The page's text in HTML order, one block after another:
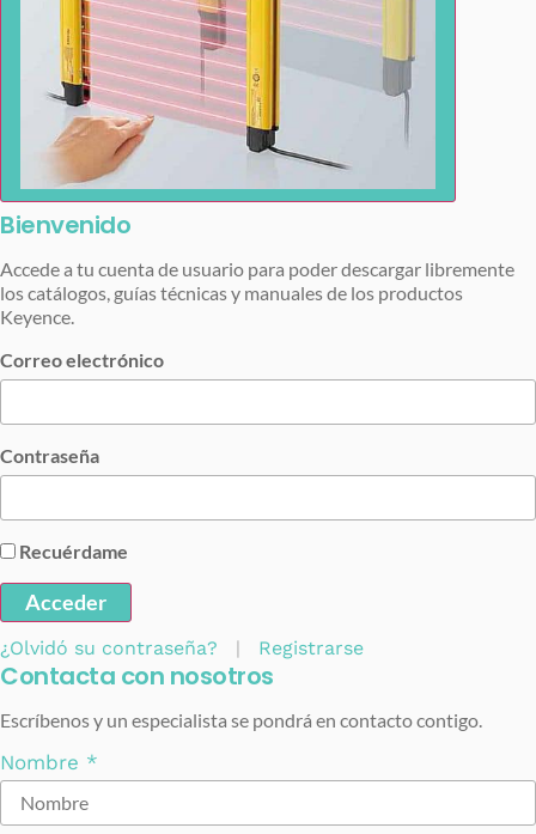
Bienvenido
Accede a tu cuenta de usuario para poder descargar libremente
los catálogos, guías técnicas y manuales de los productos
Keyence.
Correo electrónico
Contraseña
Recuérdame
Acceder
¿Olvidó su contraseña? Registrarse
Contacta con nosotros
Escríbenos y un especialista se pondrá en contacto contigo.
Nombre *